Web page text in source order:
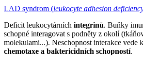
LAD syndrom (leukocyte adhesion
Deficit leukocytárních integrinů. Buňky
schopné interagovat s podněty z okolí
molekulami...). Neschopnost interakce vede
chemotaxe a baktericidních schopností.